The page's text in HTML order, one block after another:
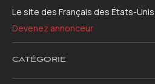
Le site des Français des États-Unis
Devenez annonceur
CATÉGORIE